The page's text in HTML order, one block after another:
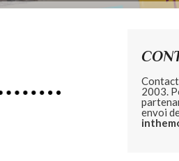
2003.
envoi